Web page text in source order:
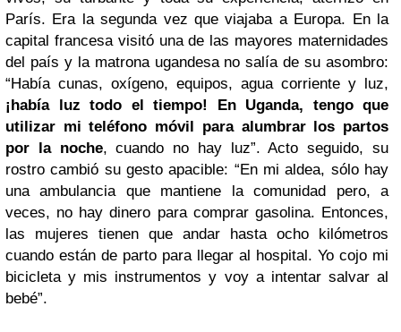
París. Era la segunda vez que viajaba a Europa. En la
capital francesa visitó una de las mayores maternidades
del país y la matrona ugandesa no salía de su asombro:
“Había cunas, oxígeno, equipos, agua corriente y luz,
¡había luz todo el tiempo! En Uganda, tengo que
utilizar mi teléfono móvil para alumbrar los partos
por la noche, cuando no hay luz”. Acto seguido, su
rostro cambió su gesto apacible: “En mi aldea, sólo hay
una ambulancia que mantiene la comunidad pero, a
veces, no hay dinero para comprar gasolina. Entonces,
las mujeres tienen que andar hasta ocho kilómetros
cuando están de parto para llegar al hospital. Yo cojo mi
bicicleta y mis instrumentos y voy a intentar salvar al
bebé”.